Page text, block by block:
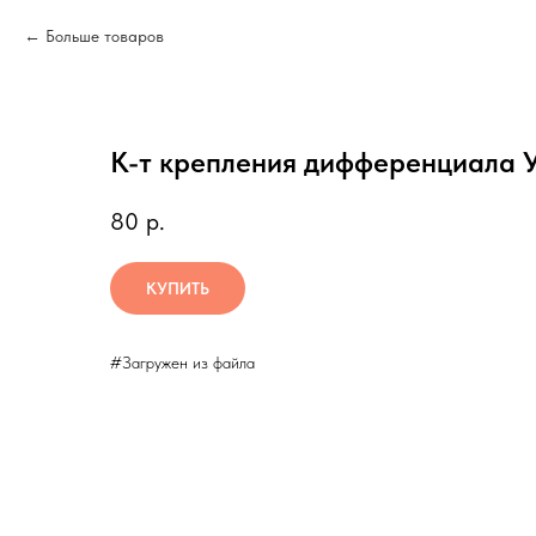
Больше товаров
К-т крепления дифференциала
80 р.
КУПИТЬ
#Загружен из файла